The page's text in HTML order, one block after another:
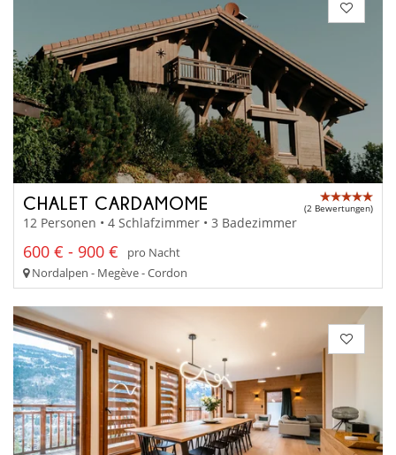
CHALET CARDAMOME (2 Bewertungen)
12 Personen • 4 Schlafzimmer • 3 Badezimmer
600 € - 900 €
pro Nacht
Nordalpen - Megève - Cordon